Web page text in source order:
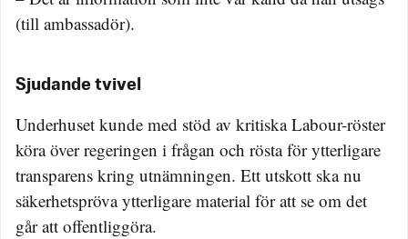
(till ambassadör).
Sjudande tvivel
Underhuset kunde med stöd av kritiska Labour-röster
köra över regeringen i frågan och rösta för ytterligare
transparens kring utnämningen. Ett utskott ska nu
säkerhetspröva ytterligare material för att se om det
går att offentliggöra.